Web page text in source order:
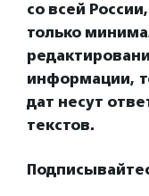
со всей
только
информации,
дат несут
текстов.